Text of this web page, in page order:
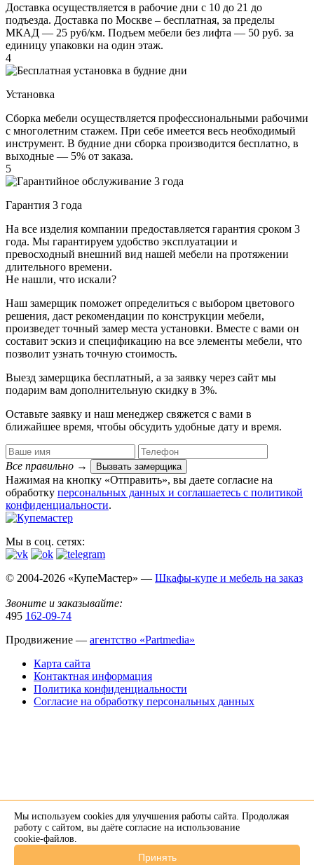
Доставка осуществляется в рабочие дни с 10 до 21 до
подъезда. Доставка по Москве – бесплатная, за пределы
МКАД — 25 руб/км. Подъем мебели без лифта — 50 руб. за
единицу упаковки на один этаж.
4
Установка
Сборка мебели осуществляется профессиональными рабочими
с многолетним стажем. При себе имеется весь необходимый
инструмент. В будние дни сборка производится бесплатно, в
выходные — 5% от заказа.
5
Гарантия 3 года
На все изделия компании предоставляется гарантия сроком 3
года. Мы гарантируем удобство эксплуатации и
превосходный внешний вид нашей мебели на протяжении
длительного времени.
Не нашли, что искали?
Наш замерщик поможет определиться с выбором цветового
решения, даст рекомендации по конструкции мебели,
произведет точный замер места установки. Вместе с вами он
составит эскиз и спецификацию на все элементы мебели, что
позволит узнать точную стоимость.
Выезд замерщика бесплатный, а за заявку через сайт мы
подарим вам дополнительную скидку в 3%.
Оставьте заявку и наш менеджер свяжется с вами в
ближайшее время, чтобы обсудить удобные дату и время.
Все правильно → Вызвать замерщика
Нажимая на кнопку «Отправить», вы даете согласие на
обработку персональных данных​ и соглашаетесь c политикой
конфиденциальности.
Мы в соц. сетях:
© 2004-2026 «КупеМастер» — Шкафы-купе и мебель на заказ
Звоните и заказывайте:
495 162-09-74
Продвижение — агентство «Partmedia»
Карта сайта
Контактная информация
Политика конфиденциальности
Согласие на обработку персональных данных
Напишите нам в Telegram
Мы используем cookies для улучшения работы сайта. Продолжая
работу с сайтом, вы даёте согласие на использование
cookie-файлов.
Принять